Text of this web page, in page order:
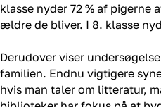
klasse nyder 72 % af
ældre de bliver. I 8. klasse
Derudover viser
familien. Endnu vigtigere
hvis man taler om litteratur,